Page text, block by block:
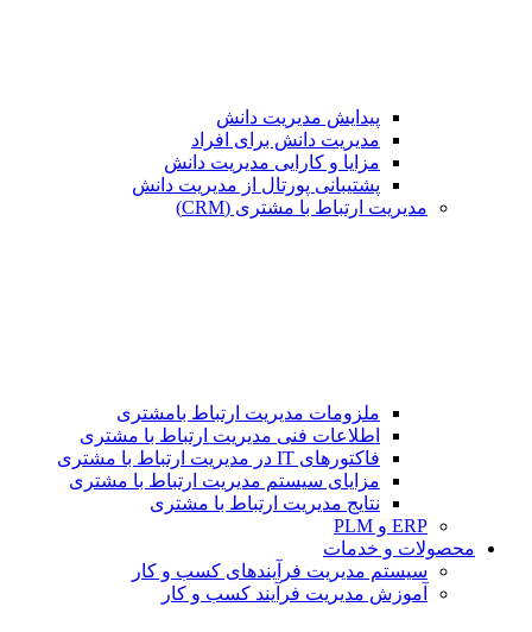
پیدایش مدیریت دانش
مدیریت دانش برای افراد
مزایا و کارایی مدیریت دانش
پشتیبانی پورتال از مدیریت دانش
مدیریت ارتباط با مشتری (CRM)
ملزومات مدیریت ارتباط بامشتری
اطلاعات فنی مدیریت ارتباط با مشتری
فاکتورهای IT در مدیریت ارتباط با مشتری
مزایای سیستم مدیریت ارتباط با مشتری
نتایج مدیریت ارتباط با مشتری
ERP و PLM
محصولات و خدمات
سیستم مدیریت فرآیندهای کسب و کار
آموزش مدیریت فرآیند کسب و کار